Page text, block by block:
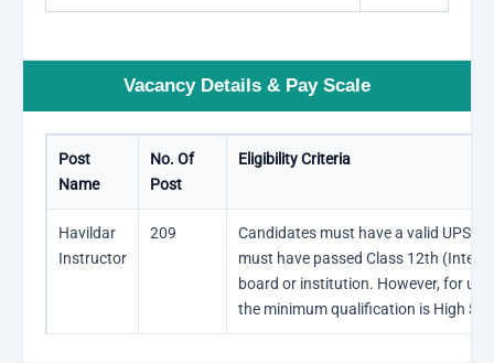
Vacancy Details & Pay Scale
Post
Name
No. Of
Post
Eligibility Criteria
Havildar
Instructor
209
Candidates must have a valid
must have passed Class 12th
board or institution. However, for
the minimum qualification is High